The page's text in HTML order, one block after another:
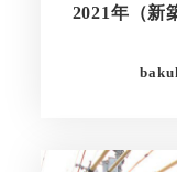
2021年（新